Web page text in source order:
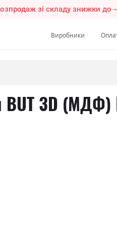
зі складу знижки до
Виробники
BUT 3D (МДФ)